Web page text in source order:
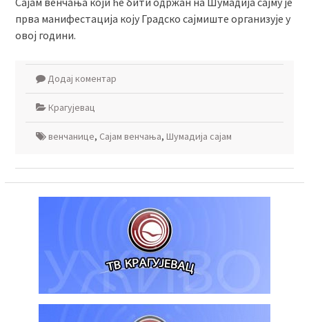
прва манифестација коју Градско сајмиште организује у
овој години.
Додај коментар
Крагујевац
венчанице, Сајам венчања, Шумадија сајам